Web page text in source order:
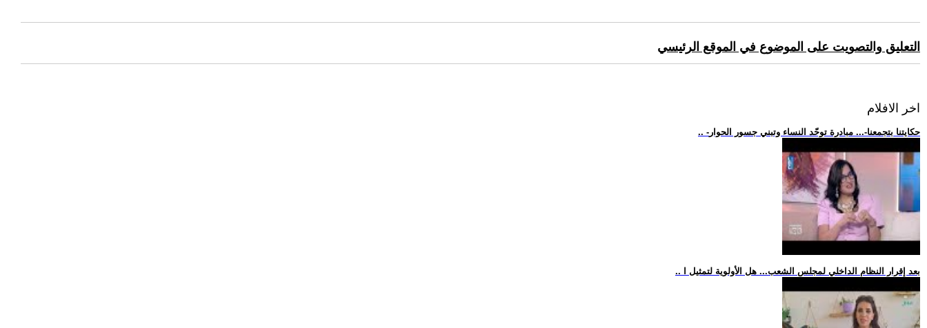
التعليق والتصويت على الموضوع في الموقع الرئيسي
اخر الافلام
.. -حكايتنا بتجمعنا-... مبادرة توحّد النساء وتبني جسور الحوار
.. بعد إقرار النظام الداخلي لمجلس الشعب... هل الأولوية لتمثيل ا